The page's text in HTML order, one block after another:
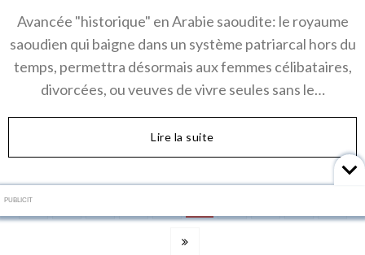
Avancée "historique" en Arabie saoudite: le royaume
saoudien qui baigne dans un système patriarcal hors du
temps, permettra désormais aux femmes célibataires,
divorcées, ou veuves de vivre seules sans le…
Lire la suite
PUBLICIT